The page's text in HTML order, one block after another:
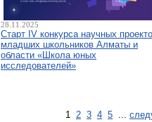
28.11.2025
Старт IV конкурса научных
младших школьников Алматы и
области «Школа юных
исследователей»
1 2 3 4 5 ...